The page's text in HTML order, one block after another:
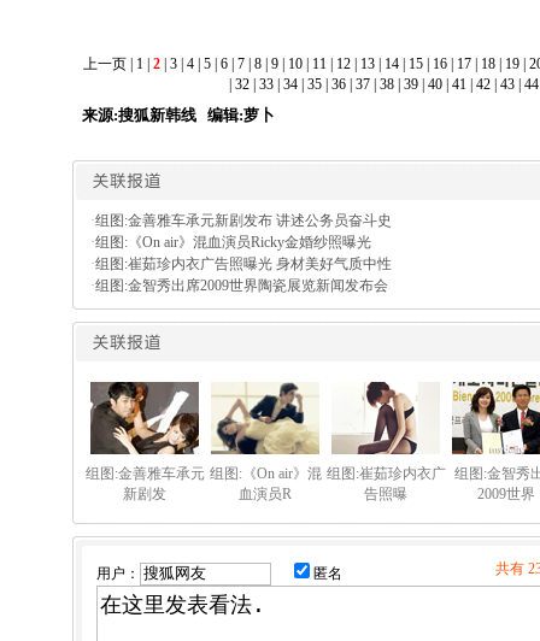
上一页 1 2 3 4 5 6 7 8 9 10 11 12 13 14 15 16 17 18 19
32| 33| 34| 35| 36| 37| 38| 39| 40| 41| 42| 43| 44
来源:搜狐新韩线 编辑:萝卜
·组图:金善雅车承元新剧发布 讲述公务员奋斗史
·组图:《On air》混血演员Ricky金婚纱照曝光
·组图:崔茹珍内衣广告照曝光 身材美好气质中性
·组图:金智秀出席2009世界陶瓷展览新闻发布会
组图:金善雅车承元
新剧发
组图:《On air》混
血演员R
组图:崔茹珍内衣广
告照曝
组图:金智秀
2009世界
用户： 匿名 共有